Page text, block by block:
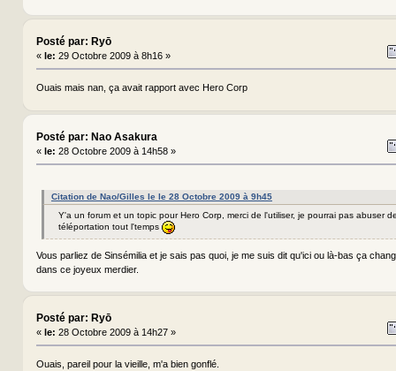
Posté par: Ryō
« le: 29 Octobre 2009 à 8h16 »
Ouais mais nan, ça avait rapport avec Hero Corp
Posté par: Nao Asakura
« le: 28 Octobre 2009 à 14h58 »
Citation de Nao/Gilles le le 28 Octobre 2009 à 9h45
Y'a un forum et un topic pour Hero Corp, merci de l'utiliser, je pourrai pas abuser
téléportation tout l'temps
Vous parliez de Sinsémilia et je sais pas quoi, je me suis dit qu'ici ou là-bas ça
dans ce joyeux merdier.
Posté par: Ryō
« le: 28 Octobre 2009 à 14h27 »
Ouais, pareil pour la vieille, m'a bien gonflé.